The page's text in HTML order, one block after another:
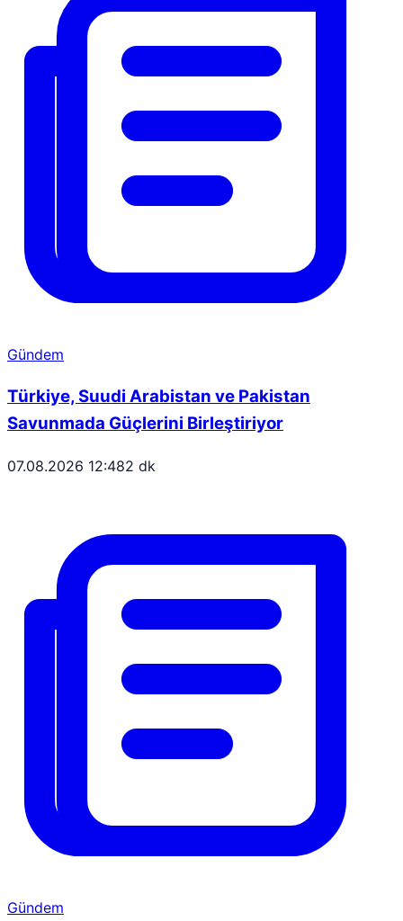
Gündem
Türkiye, Suudi Arabistan ve Pakistan
Savunmada Güçlerini Birleştiriyor
07.08.2026 12:482 dk
Gündem